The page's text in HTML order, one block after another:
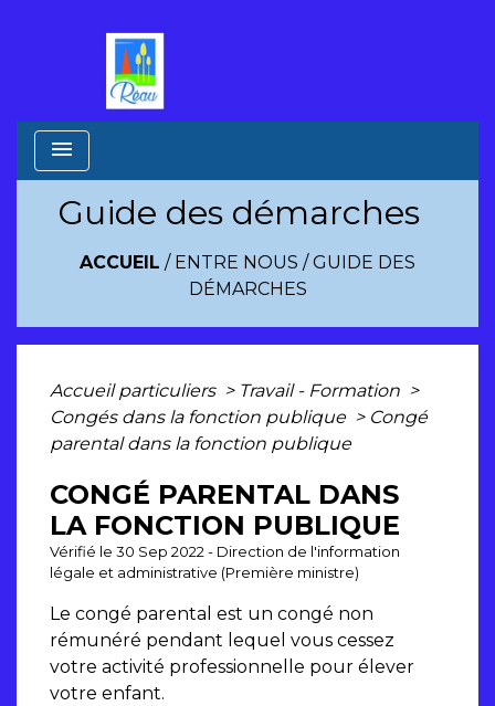
menu
Guide des démarches
ACCUEIL / ENTRE NOUS /GUIDE DES
DÉMARCHES
Accueil particuliers > Travail - Formation >
Congés dans la fonction publique > Congé
parental dans la fonction publique
CONGÉ PARENTAL DANS
LA FONCTION PUBLIQUE
Vérifié le 30 Sep 2022 - Direction de l'information
légale et administrative (Première ministre)
Le congé parental est un congé non
rémunéré pendant lequel vous cessez
votre activité professionnelle pour élever
votre enfant.